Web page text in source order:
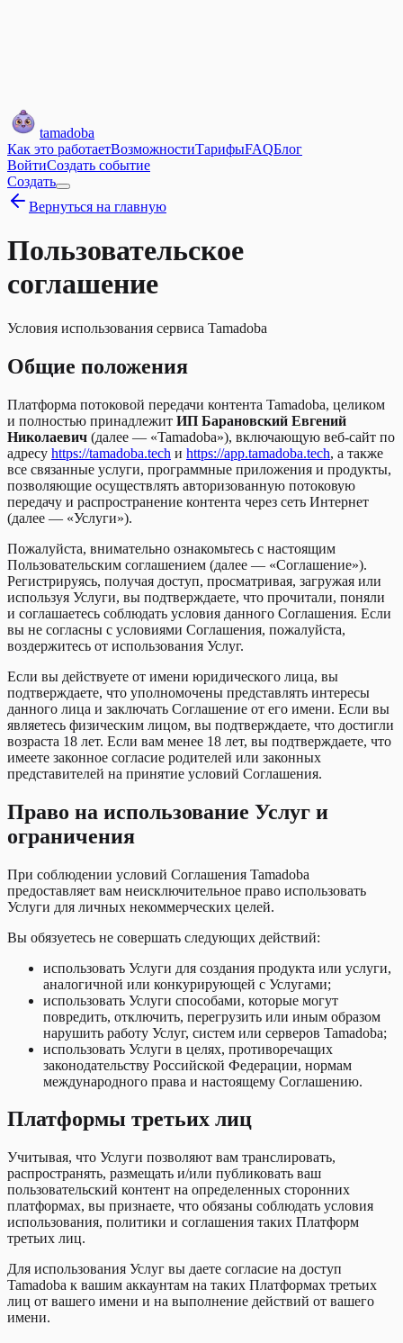
tamadoba
Как это работаетВозможностиТарифыFAQБлог
ВойтиСоздать событие
Создать
Вернуться на главную
Пользовательское
соглашение
Условия использования сервиса Tamadoba
Общие положения
Платформа потоковой передачи контента Tamadoba, целиком
и полностью принадлежит ИП Барановский Евгений
Николаевич (далее — «Tamadoba»), включающую веб-сайт по
адресу https://tamadoba.tech и https://app.tamadoba.tech, а также
все связанные услуги, программные приложения и продукты,
позволяющие осуществлять авторизованную потоковую
передачу и распространение контента через сеть Интернет
(далее — «Услуги»).
Пожалуйста, внимательно ознакомьтесь с настоящим
Пользовательским соглашением (далее — «Соглашение»).
Регистрируясь, получая доступ, просматривая, загружая или
используя Услуги, вы подтверждаете, что прочитали, поняли
и соглашаетесь соблюдать условия данного Соглашения. Если
вы не согласны с условиями Соглашения, пожалуйста,
воздержитесь от использования Услуг.
Если вы действуете от имени юридического лица, вы
подтверждаете, что уполномочены представлять интересы
данного лица и заключать Соглашение от его имени. Если вы
являетесь физическим лицом, вы подтверждаете, что достигли
возраста 18 лет. Если вам менее 18 лет, вы подтверждаете, что
имеете законное согласие родителей или законных
представителей на принятие условий Соглашения.
Право на использование Услуг и
ограничения
При соблюдении условий Соглашения Tamadoba
предоставляет вам неисключительное право использовать
Услуги для личных некоммерческих целей.
Вы обязуетесь не совершать следующих действий:
использовать Услуги для создания продукта или услуги,
аналогичной или конкурирующей с Услугами;
использовать Услуги способами, которые могут
повредить, отключить, перегрузить или иным образом
нарушить работу Услуг, систем или серверов Tamadoba;
использовать Услуги в целях, противоречащих
законодательству Российской Федерации, нормам
международного права и настоящему Соглашению.
Платформы третьих лиц
Учитывая, что Услуги позволяют вам транслировать,
распространять, размещать и/или публиковать ваш
пользовательский контент на определенных сторонних
платформах, вы признаете, что обязаны соблюдать условия
использования, политики и соглашения таких Платформ
третьих лиц.
Для использования Услуг вы даете согласие на доступ
Tamadoba к вашим аккаунтам на таких Платформах третьих
лиц от вашего имени и на выполнение действий от вашего
имени.